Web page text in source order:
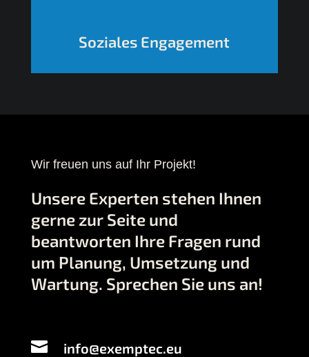
Soziales Engagement
Wir freuen uns auf Ihr Projekt!
Unsere Experten stehen Ihnen
gerne zur Seite und
beantworten Ihre Fragen rund
um Planung, Umsetzung und
Wartung. Sprechen Sie uns an!
info@exemptec.eu